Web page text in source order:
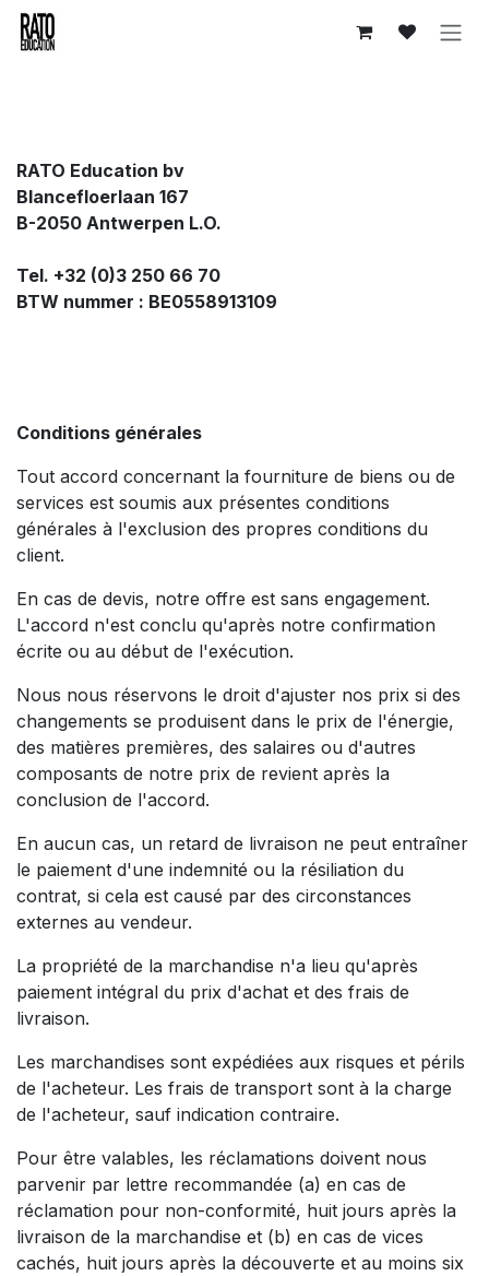
Se rendre au contenu
RATO Education bv
Blancefloerlaan 167
B-2050 Antwerpen L.O.
Tel. +32 (0)3 250 66 70
BTW nummer : BE0558913109
Conditions générales
Tout accord concernant la fourniture de biens ou de
services est soumis aux présentes conditions
générales à l'exclusion des propres conditions du
client.
En cas de devis, notre offre est sans engagement.
L'accord n'est conclu qu'après notre confirmation
écrite ou au début de l'exécution.
Nous nous réservons le droit d'ajuster nos prix si des
changements se produisent dans le prix de l'énergie,
des matières premières, des salaires ou d'autres
composants de notre prix de revient après la
conclusion de l'accord.
En aucun cas, un retard de livraison ne peut entraîner
le paiement d'une indemnité ou la résiliation du
contrat, si cela est causé par des circonstances
externes au vendeur.
La propriété de la marchandise n'a lieu qu'après
paiement intégral du prix d'achat et des frais de
livraison.
Les marchandises sont expédiées aux risques et périls
de l'acheteur. Les frais de transport sont à la charge
de l'acheteur, sauf indication contraire.
Pour être valables, les réclamations doivent nous
parvenir par lettre recommandée (a) en cas de
réclamation pour non-conformité, huit jours après la
livraison de la marchandise et (b) en cas de vices
cachés, huit jours après la découverte et au moins six